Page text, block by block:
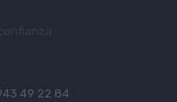
49 22 84